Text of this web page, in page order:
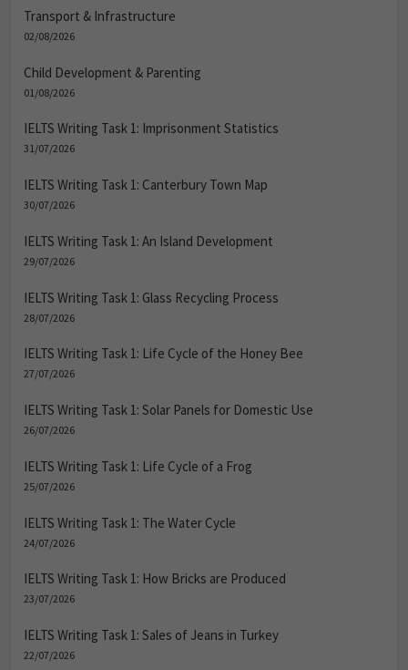
Transport & Infrastructure
02/08/2026
Child Development & Parenting
01/08/2026
IELTS Writing Task 1: Imprisonment Statistics
31/07/2026
IELTS Writing Task 1: Canterbury Town Map
30/07/2026
IELTS Writing Task 1: An Island Development
29/07/2026
IELTS Writing Task 1: Glass Recycling Process
28/07/2026
IELTS Writing Task 1: Life Cycle of the Honey Bee
27/07/2026
IELTS Writing Task 1: Solar Panels for Domestic Use
26/07/2026
IELTS Writing Task 1: Life Cycle of a Frog
25/07/2026
IELTS Writing Task 1: The Water Cycle
24/07/2026
IELTS Writing Task 1: How Bricks are Produced
23/07/2026
IELTS Writing Task 1: Sales of Jeans in Turkey
22/07/2026